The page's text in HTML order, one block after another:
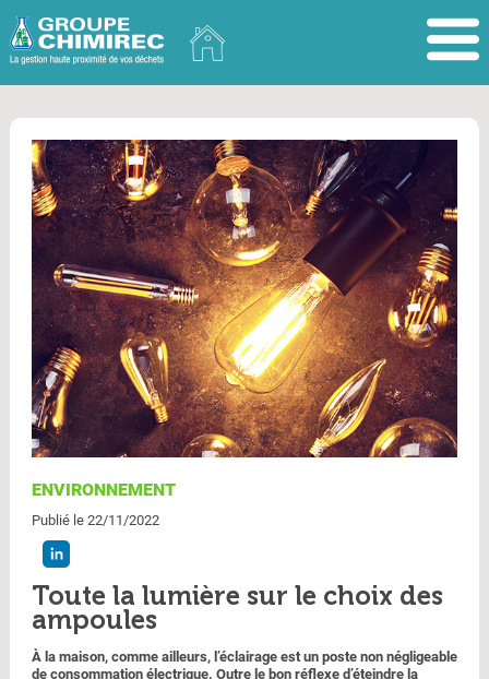
ENVIRONNEMENT
Publié le 22/11/2022
Toute la lumière sur le choix des
ampoules
À la maison, comme ailleurs, l’éclairage est un poste non négligeable
de consommation électrique. Outre le bon réflexe d’éteindre la